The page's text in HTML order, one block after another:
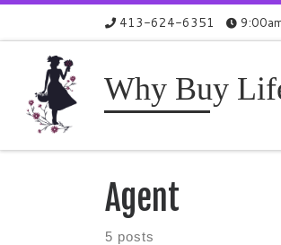
Skip to content 413-624-6351
Why Buy
Agent
5 posts